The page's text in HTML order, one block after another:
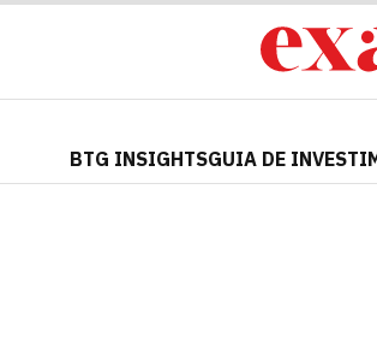
BTG INSIGHTSGUIA DE